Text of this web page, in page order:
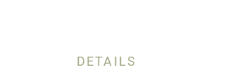
DETAILS